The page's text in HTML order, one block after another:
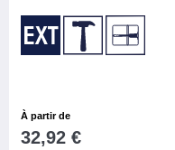
À partir de
32,92 €